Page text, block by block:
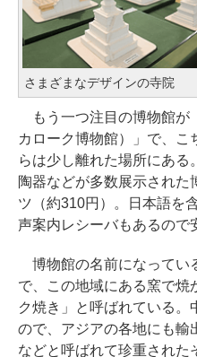
さまざまなデザインの寺院
もう一つ注目の博物館が
カローク博物館）」で、
らは少し離れた場所にあ
陶器などが多数展示された
ツ（約310円）。日本語を
声案内レシーバもあるので
博物館の名前になってい
で、この地域にある窯で焼
ク焼き」と呼ばれている。
ので、アジアの各地にも輸
などと呼ばれて珍重された